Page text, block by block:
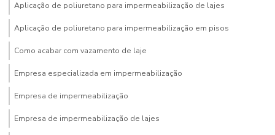
Aplicação de poliuretano para impermeabilização de lajes
Aplicação de poliuretano para impermeabilização em pisos
Como acabar com vazamento de laje
Empresa especializada em impermeabilização
Empresa de impermeabilização
Empresa de impermeabilização de lajes